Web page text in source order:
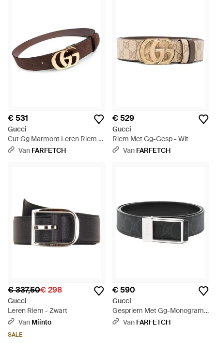
€ 531
Gucci
Cut Gg Marmont Leren Riem -
Wit Van FARFETCH
€ 529
Gucci
Riem Met Gg-Gesp - Wit
Van FARFETCH
€ 337,50€ 298
Gucci
Leren Riem - Zwart
Van Miinto
SALE
€ 590
Gucci
Gespriem Met Gg-Monogram -
Zwart
Van FARFETCH